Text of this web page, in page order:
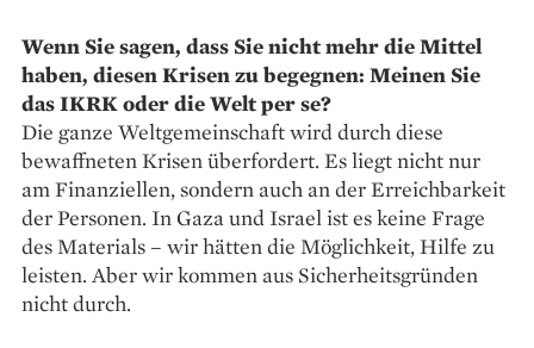
Wenn Sie sagen, dass Sie nicht mehr die Mittel
haben, diesen Krisen zu begegnen: Meinen Sie
das IKRK oder die Welt per se?
Die ganze Weltgemeinschaft wird durch diese
bewaffneten Krisen überfordert. Es liegt nicht nur
am Finanziellen, sondern auch an der Erreichbarkeit
der Personen. In Gaza und Israel ist es keine Frage
des Materials – wir hätten die Möglichkeit, Hilfe zu
leisten. Aber wir kommen aus Sicherheitsgründen
nicht durch.